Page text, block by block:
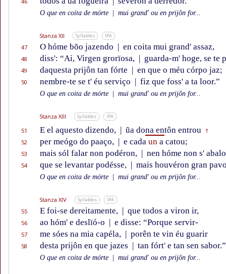
O que en coita de mórte mui grand' ou en prijôn for...
Stanza XII Syllables IPA
47 O hóme bõo jazendo | en coita mui grand' assaz,
48 diss': “Ai, Virgen grorïosa, | guarda-m' hoge, se te
49 daquesta prijôn tan fórte | en que o méu córpo jaz;
50 nembre-te se t' éu serviço | fiz que foss' a ta loor.”
O que en coita de mórte mui grand' ou en prijôn for...
Stanza XIII Syllables IPA
51 E el aquesto dizendo, | ũa dona entôn entrou †
52 per meógo do paaço, | e cada un a catou;
53 mais sól falar non podéron, | nen hóme non s'
54 que se levantar podésse, | mais houvéron gran
O que en coita de mórte mui grand' ou en prijôn for...
Stanza XIV Syllables IPA
55 E foi-se dereitamente, | que todos a viron ir,
56 ao hóm' e deslïó-o | e disse: “Porque servir-
57 me sóes na mia capéla, | porên te vin éu guarir
58 desta prijôn en que jazes | tan fórt' e tan sen sabor.”
O que en coita de mórte mui grand' ou en prijôn for...